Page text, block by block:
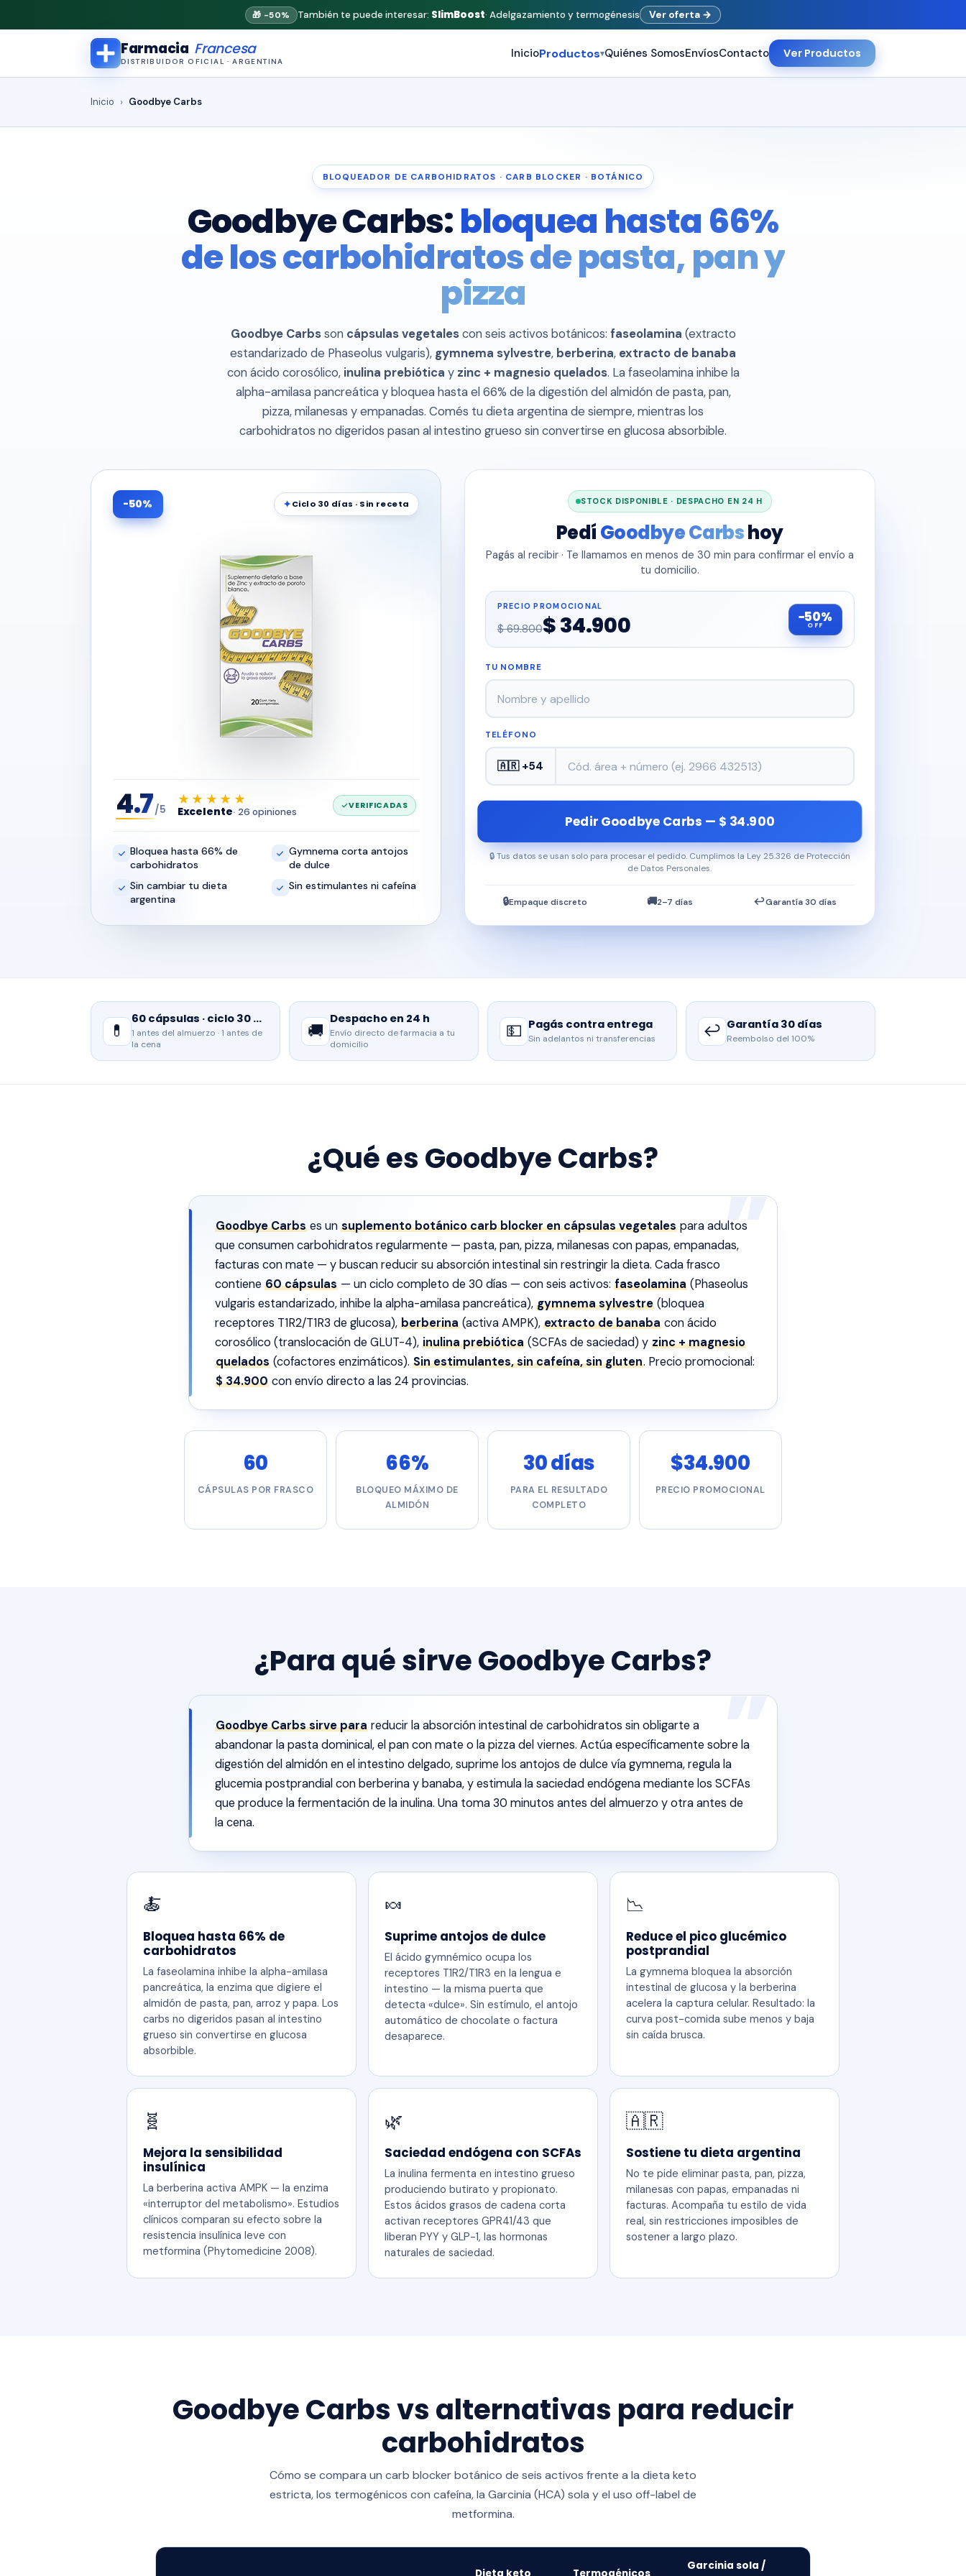
🎁 -50% También te puede interesar: SlimBoost· Adelgazamiento y termogénesis Ver oferta →
Farmacia Francesa
DISTRIBUIDOR OFICIAL · ARGENTINA
InicioProductos▾Quiénes SomosEnvíosContacto Ver Productos
Inicio Goodbye Carbs
BLOQUEADOR DE CARBOHIDRATOS · CARB BLOCKER · BOTÁNICO
Goodbye Carbs:bloquea hasta 66%
de los carbohidratos de pasta, pan y
pizza
Goodbye Carbsson cápsulas vegetalescon seis activos botánicos: faseolamina (extracto
estandarizado de Phaseolus vulgaris), gymnema sylvestre, berberina, extracto de banaba
con ácido corosólico, inulina prebiótica y zinc + magnesio quelados. La faseolamina inhibe la
alpha-amilasa pancreática y bloquea hasta el 66% de la digestión del almidón de pasta, pan,
pizza, milanesas y empanadas. Comés tu dieta argentina de siempre, mientras los
carbohidratos no digeridos pasan al intestino grueso sin convertirse en glucosa absorbible.
-50% Ciclo 30 días · Sin receta
4.7/5
★★★★★
Excelente 26 opiniones VERIFICADAS
Bloquea hasta 66% de
carbohidratos
Gymnema corta antojos
de dulce
Sin cambiar tu dieta
argentina
Sin estimulantes ni cafeína
STOCK DISPONIBLE · DESPACHO EN 24 H
PedíGoodbye Carbshoy
Pagás al recibir · Te llamamos en menos de 30 min para confirmar el envío a
tu domicilio.
PRECIO PROMOCIONAL
$ 69.800$ 34.900 −50%
OFF
TU NOMBRE
TELÉFONO
🇦🇷 +54
Pedir Goodbye Carbs — $ 34.900
🔒 Tus datos se usan solo para procesar el pedido. Cumplimos la Ley 25.326 de Protección
de Datos Personales.
🔒Empaque discreto 🚚2–7 días ↩️Garantía 30 días
💊
60 cápsulas · ciclo 30 días
1 antes del almuerzo · 1 antes de
la cena
🚚
Despacho en 24 h
Envío directo de farmacia a tu
domicilio
💵 Pagás contra entrega
Sin adelantos ni transferencias ↩️ Garantía 30 días
Reembolso del 100%
¿Qué es Goodbye Carbs?
Goodbye Carbs es un suplemento botánico carb blocker en cápsulas vegetales para adultos
que consumen carbohidratos regularmente — pasta, pan, pizza, milanesas con papas, empanadas,
facturas con mate — y buscan reducir su absorción intestinal sin restringir la dieta. Cada frasco
contiene 60 cápsulas — un ciclo completo de 30 días — con seis activos: faseolamina (Phaseolus
vulgaris estandarizado, inhibe la alpha-amilasa pancreática), gymnema sylvestre (bloquea
receptores T1R2/T1R3 de glucosa), berberina (activa AMPK), extracto de banaba con ácido
corosólico (translocación de GLUT-4), inulina prebiótica (SCFAs de saciedad) y zinc + magnesio
quelados (cofactores enzimáticos). Sin estimulantes, sin cafeína, sin gluten. Precio promocional:
$ 34.900 con envío directo a las 24 provincias.
60
CÁPSULAS POR FRASCO
66%
BLOQUEO MÁXIMO DE
ALMIDÓN
30 días
PARA EL RESULTADO
COMPLETO
$34.900
PRECIO PROMOCIONAL
¿Para qué sirve Goodbye Carbs?
Goodbye Carbs sirve para reducir la absorción intestinal de carbohidratos sin obligarte a
abandonar la pasta dominical, el pan con mate o la pizza del viernes. Actúa específicamente sobre la
digestión del almidón en el intestino delgado, suprime los antojos de dulce vía gymnema, regula la
glucemia postprandial con berberina y banaba, y estimula la saciedad endógena mediante los SCFAs
que produce la fermentación de la inulina. Una toma 30 minutos antes del almuerzo y otra antes de
la cena.
🍝
Bloquea hasta 66% de
carbohidratos
La faseolamina inhibe la alpha-amilasa
pancreática, la enzima que digiere el
almidón de pasta, pan, arroz y papa. Los
carbs no digeridos pasan al intestino
grueso sin convertirse en glucosa
absorbible.
🍬
Suprime antojos de dulce
El ácido gymnémico ocupa los
receptores T1R2/T1R3 en la lengua e
intestino — la misma puerta que
detecta «dulce». Sin estímulo, el antojo
automático de chocolate o factura
desaparece.
📉
Reduce el pico glucémico
postprandial
La gymnema bloquea la absorción
intestinal de glucosa y la berberina
acelera la captura celular. Resultado: la
curva post-comida sube menos y baja
sin caída brusca.
🧬
Mejora la sensibilidad
insulínica
La berberina activa AMPK — la enzima
«interruptor del metabolismo». Estudios
clínicos comparan su efecto sobre la
resistencia insulínica leve con
metformina (Phytomedicine 2008).
🌿
Saciedad endógena con SCFAs
La inulina fermenta en intestino grueso
produciendo butirato y propionato.
Estos ácidos grasos de cadena corta
activan receptores GPR41/43 que
liberan PYY y GLP-1, las hormonas
naturales de saciedad.
🇦🇷
Sostiene tu dieta argentina
No te pide eliminar pasta, pan, pizza,
milanesas con papas, empanadas ni
facturas. Acompaña tu estilo de vida
real, sin restricciones imposibles de
sostener a largo plazo.
Goodbye Carbs vs alternativas para reducir
carbohidratos
Cómo se compara un carb blocker botánico de seis activos frente a la dieta keto
estricta, los termogénicos con cafeína, la Garcinia (HCA) sola y el uso off-label de
metformina.
Garcinia sola /